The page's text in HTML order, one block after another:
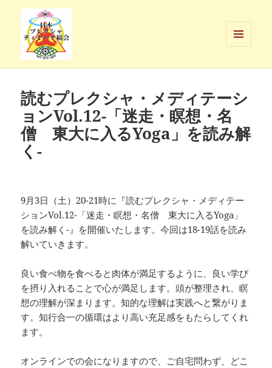
読むプレクシャ・メディテーシ
ョンVol.12-「迷走・瞑想・名
僧 東大に入るYoga」を読み解
く-
9月3日（土）20-21時に『読むプレクシャ・メディテー
ションVol.12-「迷走・瞑想・名僧 東大に入るYoga」
を読み解く-』を開催いたします。今回は18-19話を読み
解いていきます。
良い食べ物を食べると肉体が満足するように、良い学び
を摂り入れることで心が満足します。頭が整理され、瞑
想の理解が深まります。知的な理解は実践へと繋がりま
す。知行合一の循環はより高い充足感をもたらしてくれ
ます。
オンラインでの会になりますので、ご自宅問わず、どこ